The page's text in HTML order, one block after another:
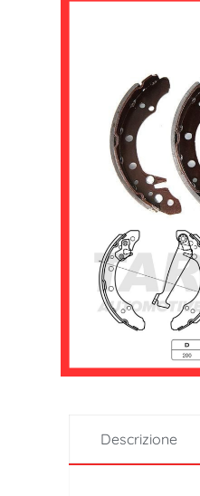
Descrizione